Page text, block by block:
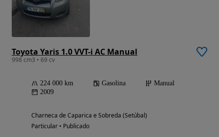
Toyota Yaris 1.0 VVT-i AC Manual
998 cm3 • 69 cv
224 000 km Gasolina
Manual
2009
Charneca de Caparica e Sobreda (Setúbal)
Particular • Publicado